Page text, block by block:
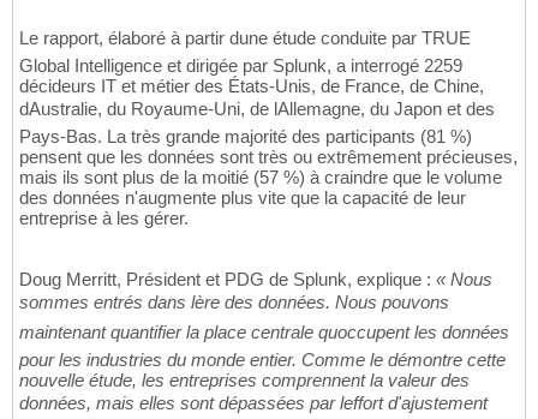
Le rapport, élaboré à partir dune étude conduite par TRUE
Global Intelligence et dirigée par Splunk, a interrogé 2259
décideurs IT et métier des États-Unis, de France, de Chine,
dAustralie, du Royaume-Uni, de lAllemagne, du Japon et des
Pays-Bas. La très grande majorité des participants (81 %)
pensent que les données sont très ou extrêmement précieuses,
mais ils sont plus de la moitié (57 %) à craindre que le volume
des données n'augmente plus vite que la capacité de leur
entreprise à les gérer.
Doug Merritt, Président et PDG de Splunk, explique : « Nous
sommes entrés dans lère des données. Nous pouvons
maintenant quantifier la place centrale quoccupent les données
pour les industries du monde entier. Comme le démontre cette
nouvelle étude, les entreprises comprennent la valeur des
données, mais elles sont dépassées par leffort d'ajustement